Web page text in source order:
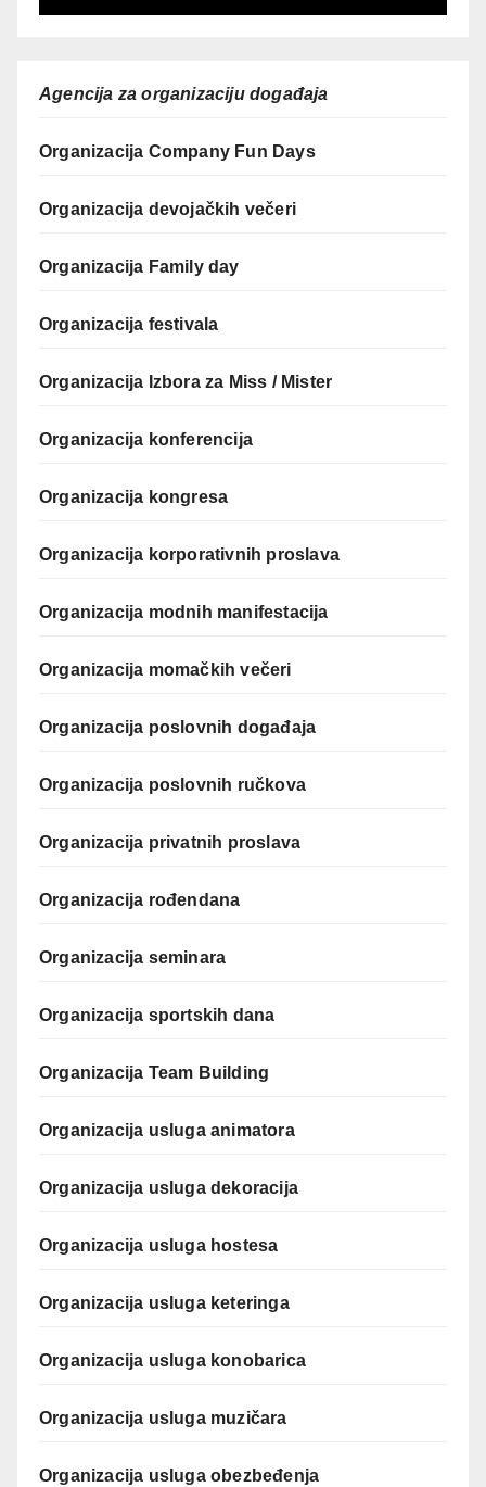
Agencija za organizaciju događaja
Organizacija Company Fun Days
Organizacija devojačkih večeri
Organizacija Family day
Organizacija festivala
Organizacija Izbora za Miss / Mister
Organizacija konferencija
Organizacija kongresa
Organizacija korporativnih proslava
Organizacija modnih manifestacija
Organizacija momačkih večeri
Organizacija poslovnih događaja
Organizacija poslovnih ručkova
Organizacija privatnih proslava
Organizacija rođendana
Organizacija seminara
Organizacija sportskih dana
Organizacija Team Building
Organizacija usluga animatora
Organizacija usluga dekoracija
Organizacija usluga hostesa
Organizacija usluga keteringa
Organizacija usluga konobarica
Organizacija usluga muzičara
Organizacija usluga obezbeđenja